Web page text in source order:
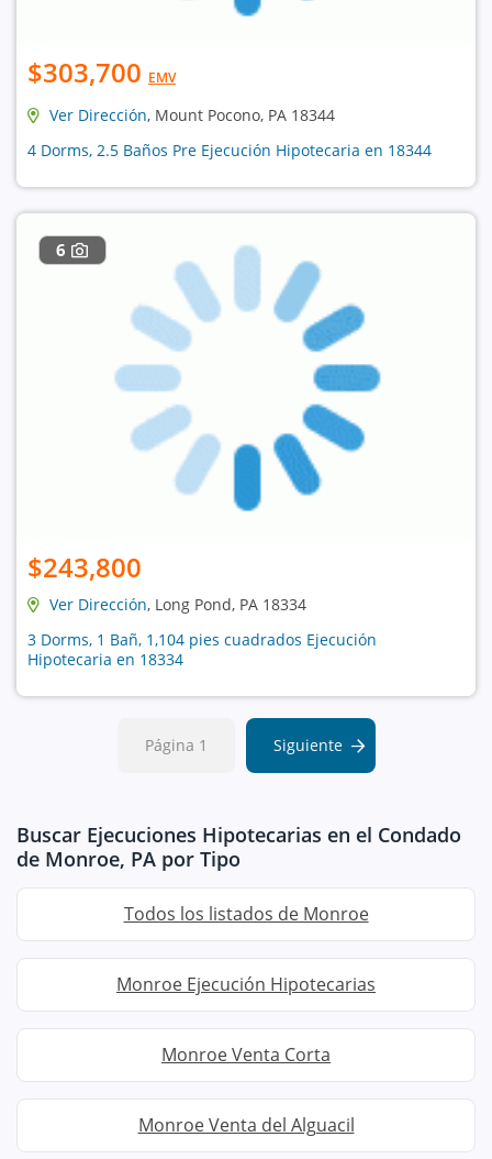
$303,700 EMV
Ver Dirección, Mount Pocono, PA 18344
4 Dorms, 2.5 Baños Pre Ejecución Hipotecaria en 18344
6
$243,800
Ver Dirección, Long Pond, PA 18334
3 Dorms, 1 Bañ, 1,104 pies cuadrados Ejecución
Hipotecaria en 18334
Página 1 Siguiente
Buscar Ejecuciones Hipotecarias en el Condado
de Monroe, PA por Tipo
Todos los listados de Monroe
Monroe Ejecución Hipotecarias
Monroe Venta Corta
Monroe Venta del Alguacil